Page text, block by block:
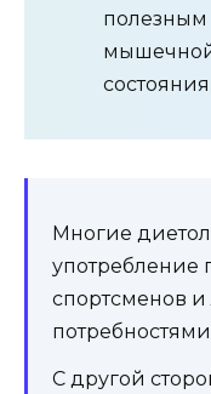
Многие
употребление
спортсменов
С другой